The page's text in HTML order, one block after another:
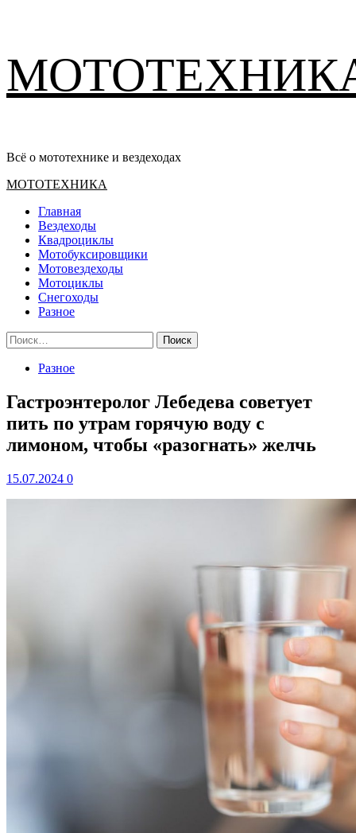
содержимому
Всё о мототехнике и вездеходах
Основное
МОТОТЕХНИКА
Главная
Вездеходы
Квадроциклы
Мотобуксировщики
Мотовездеходы
Мотоциклы
Снегоходы
Разное
Найти:
Разное
Гастроэнтеролог Лебедева советует
пить по утрам горячую воду с
лимоном, чтобы «разогнать» желчь
15.07.2024 0